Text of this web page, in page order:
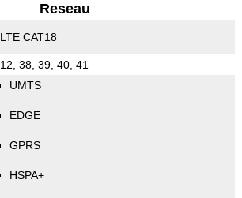
Reseau
LTE CAT18
12, 38, 39, 40, 41
UMTS
EDGE
GPRS
HSPA+